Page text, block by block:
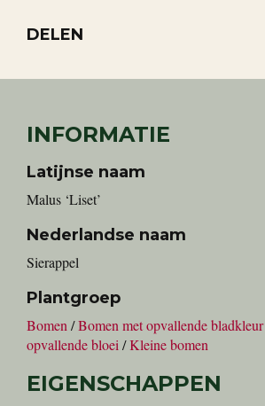
DELEN
INFORMATIE
Latijnse naam
Malus ‘Liset’
Nederlandse naam
sierappel
Plantgroep
Bomen /Bomen met opvallende bladkleur
opvallende bloei /Kleine bomen
EIGENSCHAPPEN